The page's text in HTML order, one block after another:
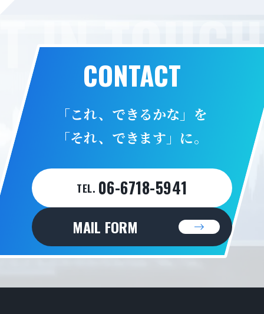
INCONTACT
「これ、できるかな」を
「それ、できます」に。
TEL. 06-6718-5941
MAIL FORM